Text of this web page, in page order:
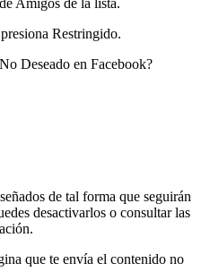
Restringido.
Deseado en Facebook?
de tal forma que seguirán
desactivarlos o consultar las
que te envía el contenido no